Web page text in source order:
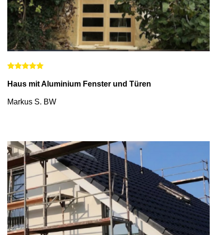
Haus mit Aluminium Fenster und Türen
Markus S. BW